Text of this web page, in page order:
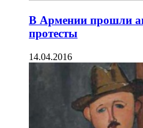
В Армении прошли
протесты
14.04.2016